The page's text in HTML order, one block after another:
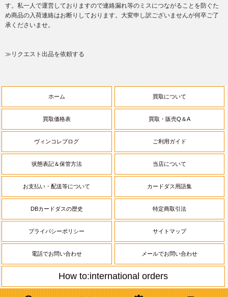
す。私一人で運営しておりますので連絡漏れ等のミスにつながることを防ぐた
め商品の入荷連絡はお断りしております。大変申し訳ございませんが何卒ご了
承くださいませ。
≫リクエスト出品を依頼する
ホーム 買取について
買取価格表 買取・販売Q＆A
ヴィンコレブログ ご利用ガイド
状態表記＆保管方法 当店について
お支払い・配送等について カードダス用語集
DBカードダスの歴史 特定商取引法
プライバシーポリシー サイトマップ
電話でお問い合わせ メールでお問い合わせ
How to:international orders